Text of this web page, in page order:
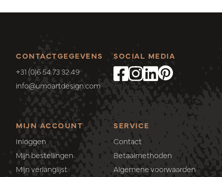
CONTACTGEGEVENS
+31 (0)6 54 73 32 49
info@umoartdesign.com
MIJN ACCOUNT
Inloggen
Mijn bestellingen
Mijn verlanglijst
SERVICE
Contact
Betaalmethoden
Algemene voorwaarden
SOCIAL MEDIA